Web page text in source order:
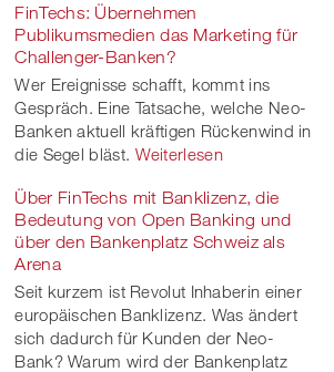
FinTechs: Übernehmen
Publikumsmedien das Marketing für
Challenger-Banken?
Wer Ereignisse schafft, kommt ins
Gespräch. Eine Tatsache, welche Neo-
Banken aktuell kräftigen Rückenwind in
die Segel bläst. Weiterlesen
Über FinTechs mit Banklizenz, die
Bedeutung von Open Banking und
über den Bankenplatz Schweiz als
Arena
Seit kurzem ist Revolut Inhaberin einer
europäischen Banklizenz. Was ändert
sich dadurch für Kunden der Neo-
Bank? Warum wird der Bankenplatz